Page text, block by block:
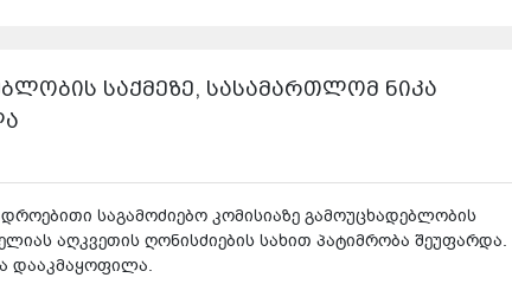
საქმეზე, სასამართლომ ნიკა
საგამოძიებო კომისიაზე გამოუცხადებლობის
აღკვეთის ღონისძიების სახით პატიმრობა შეუფარდა.
დააკმაყოფილა.